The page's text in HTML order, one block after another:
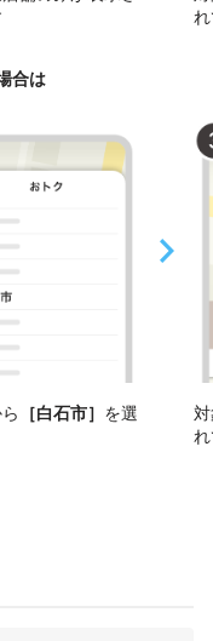
合は
［白石市］ を選